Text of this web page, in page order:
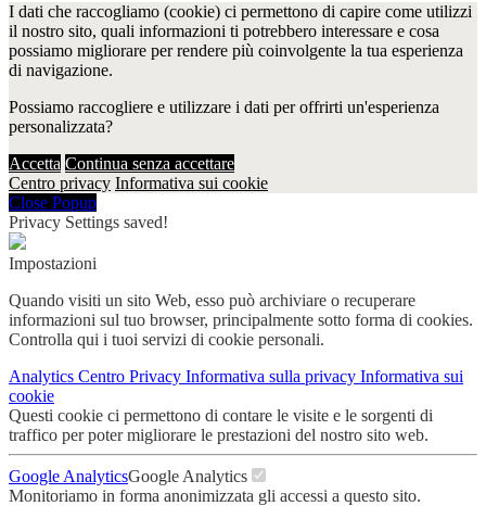
I dati che raccogliamo (cookie) ci permettono di capire come utilizzi
il nostro sito, quali informazioni ti potrebbero interessare e cosa
possiamo migliorare per rendere più coinvolgente la tua esperienza
di navigazione.
Possiamo raccogliere e utilizzare i dati per offrirti un'esperienza
personalizzata?
Accetta Continua senza accettare
Centro privacy Informativa sui cookie
Close Popup
Privacy Settings saved!
Impostazioni
Quando visiti un sito Web, esso può archiviare o recuperare
informazioni sul tuo browser, principalmente sotto forma di cookies.
Controlla qui i tuoi servizi di cookie personali.
Analytics Centro Privacy Informativa sulla privacy Informativa sui
cookie
Questi cookie ci permettono di contare le visite e le sorgenti di
traffico per poter migliorare le prestazioni del nostro sito web.
Google AnalyticsGoogle Analytics
Monitoriamo in forma anonimizzata gli accessi a questo sito.